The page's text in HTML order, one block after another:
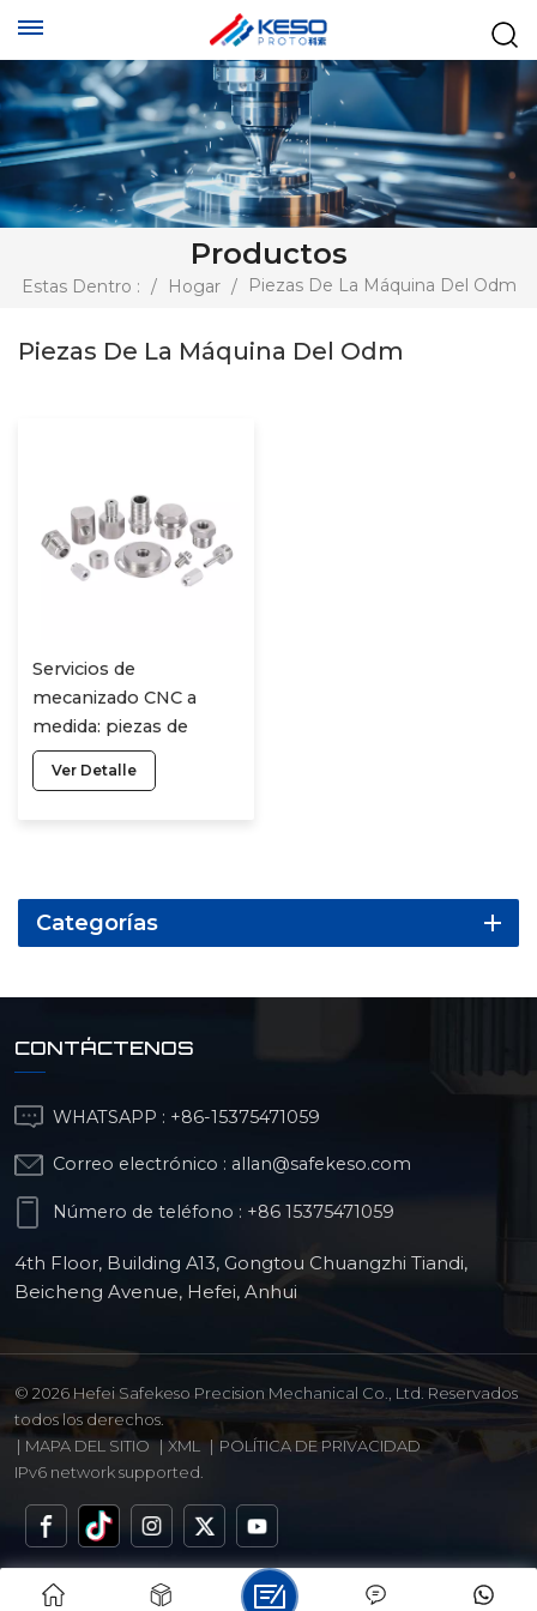
Productos
Estas Dentro : / Hogar / Piezas De La Máquina Del Odm
Piezas De La Máquina Del Odm
Servicios de
mecanizado CNC a
medida: piezas de
aleación de metal y
plástico (aluminio,
modelos 3D.
Ver Detalle
Categorías
CONTÁCTENOS
WHATSAPP : +86-15375471059
Correo electrónico : allan@safekeso.com
Número de teléfono : +86 15375471059
4th Floor, Building A13, Gongtou Chuangzhi Tiandi,
Beicheng Avenue, Hefei, Anhui
© 2026 Hefei Safekeso Precision Mechanical Co., Ltd. Reservados
todos los derechos.
| MAPA DEL SITIO | XML | POLÍTICA DE PRIVACIDAD
IPv6 network supported.